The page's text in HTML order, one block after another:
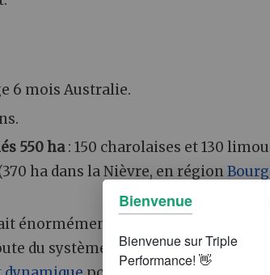
6 mois Australie.
550 ha: 150 charolaises et 130
ha dans la Nièvre, en région
énormément de travail de remise
du système principal qui était
Bienvenue